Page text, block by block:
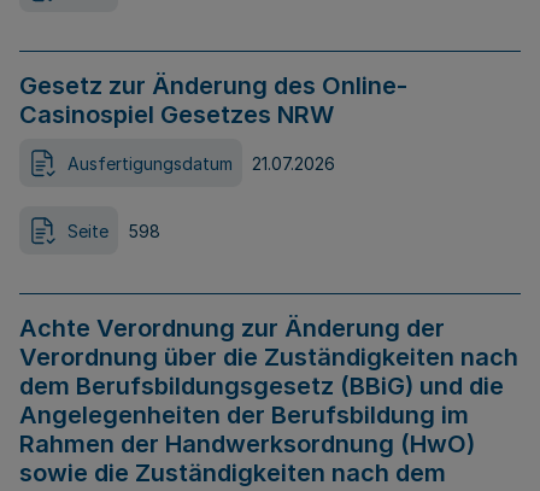
Gesetz zur Änderung des Online-
Casinospiel Gesetzes NRW
Ausfertigungsdatum 21.07.2026
Seite 598
Achte Verordnung zur Änderung der
Verordnung über die Zuständigkeiten nach
dem Berufsbildungsgesetz (BBiG) und die
Angelegenheiten der Berufsbildung im
Rahmen der Handwerksordnung (HwO)
sowie die Zuständigkeiten nach dem